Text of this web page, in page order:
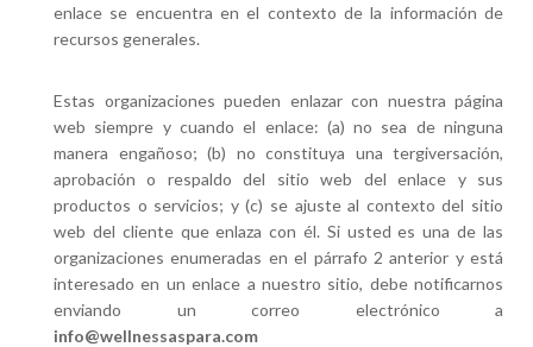
enlace se encuentra en el contexto de la información de
recursos generales.
Estas organizaciones pueden enlazar con nuestra página
web siempre y cuando el enlace: (a) no sea de ninguna
manera engañoso; (b) no constituya una tergiversación,
aprobación o respaldo del sitio web del enlace y sus
productos o servicios; y (c) se ajuste al contexto del sitio
web del cliente que enlaza con él. Si usted es una de las
organizaciones enumeradas en el párrafo 2 anterior y está
interesado en un enlace a nuestro sitio, debe notificarnos
enviando un correo electrónico a
info@wellnessaspara.com